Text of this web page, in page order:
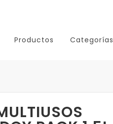
Productos Categorías